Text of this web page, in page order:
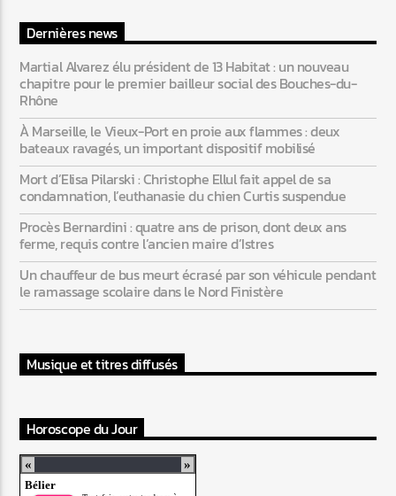
Dernières news
Martial Alvarez élu président de 13 Habitat : un nouveau
chapitre pour le premier bailleur social des Bouches-du-
Rhône
À Marseille, le Vieux-Port en proie aux flammes : deux
bateaux ravagés, un important dispositif mobilisé
Mort d’Elisa Pilarski : Christophe Ellul fait appel de sa
condamnation, l’euthanasie du chien Curtis suspendue
Procès Bernardini : quatre ans de prison, dont deux ans
ferme, requis contre l’ancien maire d’Istres
Un chauffeur de bus meurt écrasé par son véhicule pendant
le ramassage scolaire dans le Nord Finistère
Musique et titres diffusés
Horoscope du Jour